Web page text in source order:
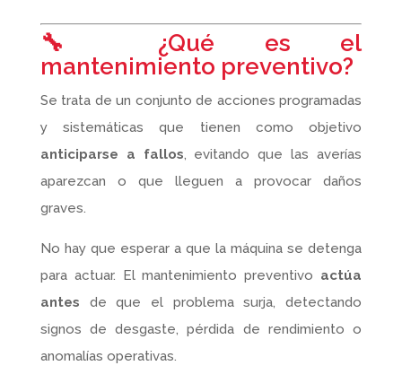
🔧 ¿Qué es el
mantenimiento preventivo?
Se trata de un conjunto de acciones programadas
y sistemáticas que tienen como objetivo
anticiparse a fallos, evitando que las averías
aparezcan o que lleguen a provocar daños
graves.
No hay que esperar a que la máquina se detenga
para actuar. El mantenimiento preventivo actúa
antes de que el problema surja, detectando
signos de desgaste, pérdida de rendimiento o
anomalías operativas.